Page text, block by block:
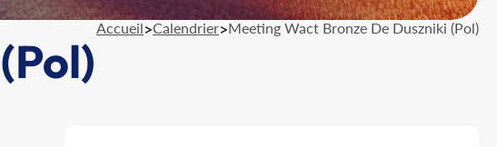
Accueil>Calendrier>Meeting Wact Bronze De Duszniki (Pol)